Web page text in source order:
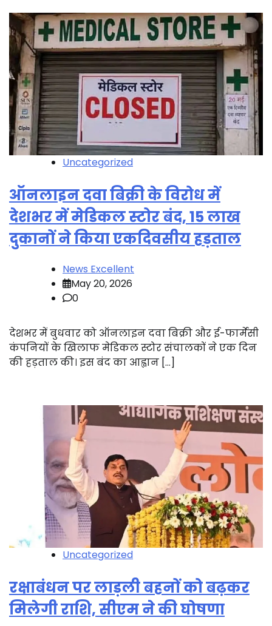
Uncategorized
ऑनलाइन दवा बिक्री के विरोध में
देशभर में मेडिकल स्टोर बंद, 15 लाख
दुकानों ने किया एकदिवसीय हड़ताल
News Excellent
May 20, 2026
0
देशभर में बुधवार को ऑनलाइन दवा बिक्री और ई-फार्मेसी
कंपनियों के खिलाफ मेडिकल स्टोर संचालकों ने एक दिन
की हड़ताल की। इस बंद का आह्वान […]
Uncategorized
रक्षाबंधन पर लाड़ली बहनों को बढ़कर
मिलेगी राशि, सीएम ने की घोषणा